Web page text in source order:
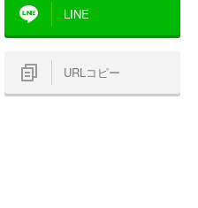
LINE
URLコピー